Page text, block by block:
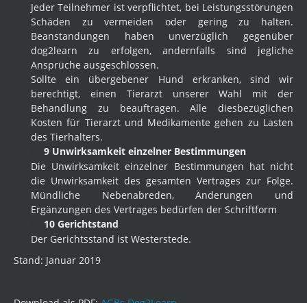
Jeder Teilnehmer ist verpflichtet, bei Leistungsstörungen
Schäden zu vermeiden oder gering zu halten.
Beanstandungen haben unverzüglich gegenüber
dog2learn zu erfolgen, andernfalls sind jegliche
Ansprüche ausgeschlossen.
Sollte ein übergebener Hund erkranken, sind wir
berechtigt, einen Tierarzt unserer Wahl mit der
Behandlung zu beauftragen. Alle diesbezüglichen
Kosten für Tierarzt und Medikamente gehen zu Lasten
des Tierhalters.
9 Unwirksamkeit einzelner Bestimmungen
Die Unwirksamkeit einzelner Bestimmungen hat nicht
die Unwirksamkeit des gesamten Vertrages zur Folge.
Mündliche Nebenabreden, Änderungen und
Ergänzungen des Vertrages bedürfen der Schriftform
10 Gerichtstand
Der Gerichtsstand ist Westerstede.
Stand: Januar 2019